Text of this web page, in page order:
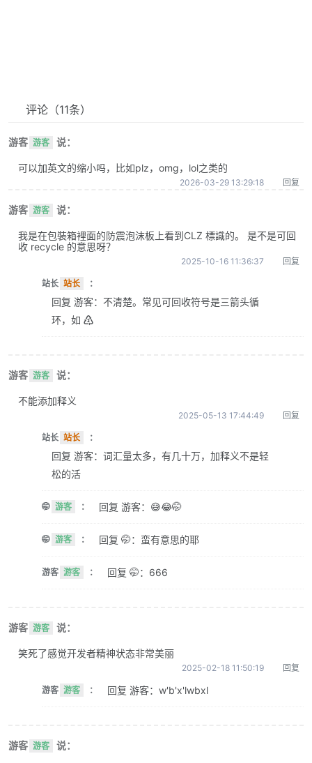
评论 （11条）
游客 游客 说：
可以加英文的缩小吗，比如plz，omg，lol之类的
2026-03-29 13:29:18 回复
游客 游客 说：
我是在包裝箱裡面的防震泡沫板上看到CLZ 標識的。 是不是可回
收 recycle 的意思呀？
2025-10-16 11:36:37 回复
站长 站长 ：
回复 游客：不清楚。常见可回收符号是三箭头循
环，如 ♴
游客 游客 说：
不能添加释义
2025-05-13 17:44:49 回复
站长 站长 ：
回复 游客：词汇量太多，有几十万，加释义不是轻
松的活
🤭 游客 ： 回复 游客：😅😂🤭
🤭 游客 ： 回复 🤭：蛮有意思的耶
游客 游客 ： 回复 🤭：666
游客 游客 说：
笑死了感觉开发者精神状态非常美丽
2025-02-18 11:50:19 回复
游客 游客 ： 回复 游客：w'b'x'lwbxl
游客 游客 说：